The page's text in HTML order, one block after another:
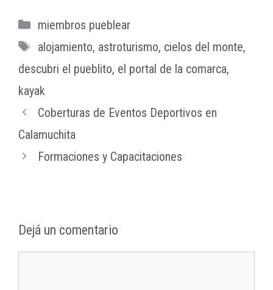
Categorías
miembros pueblear
Etiquetas
alojamiento, astroturismo, cielos del monte,
descubri el pueblito, el portal de la comarca,
kayak
Coberturas de Eventos Deportivos en
Calamuchita
Formaciones y Capacitaciones
Dejá un comentario